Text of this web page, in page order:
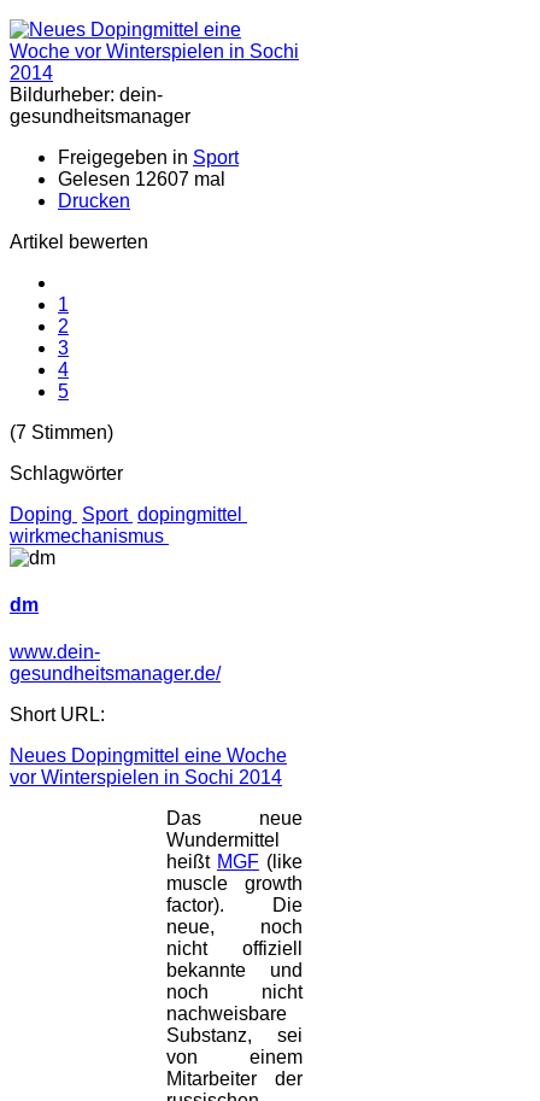
Bildurheber: dein-
gesundheitsmanager
Freigegeben in Sport
Gelesen 12607 mal
Drucken
Artikel bewerten
1
2
3
4
5
(7 Stimmen)
Schlagwörter
Doping Sport dopingmittel
wirkmechanismus
dm
www.dein-
gesundheitsmanager.de/
Short URL:
Neues Dopingmittel eine Woche
vor Winterspielen in Sochi 2014
Das neue
Wundermittel
heißt MGF(like
muscle growth
factor). Die
neue, noch
nicht offiziell
bekannte und
noch nicht
nachweisbare
Substanz, sei
von einem
Mitarbeiter der